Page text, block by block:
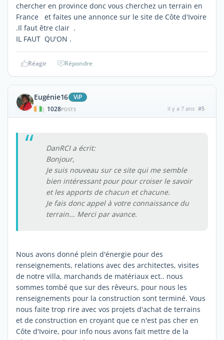
chercher en province donc vous cherchez un terrain en
France et faites une annonce sur le site de Côte d'Ivoire
.Il faut être clair .
IL FAUT QU'ON .
Réagir Répondre
Eugénie16 ViP
| 1028POSTS il y a 7 ans #5
DanRCI a écrit:
Bonjour,
Je suis nouveau sur ce site qui me semble
bien intéressant pour pour croiser le savoir
et les apports de chacun et chacune.
Je fais donc appel à votre connaissance du
terrain... Merci par avance.
Nous avons donné plein d'énergie pour des
renseignements, relations avec des architectes, visites
de notre villa, marchands de matériaux ect.. nous
sommes tombé que sur des rêveurs, pour nous les
renseignements pour la construction sont terminé. Vous
nous faite trop rire avec vos projets d'achat de terrains
et de construction en croyant que ce n'est pas cher en
Côte d'Ivoire, pour info nous avons fait mettre de la